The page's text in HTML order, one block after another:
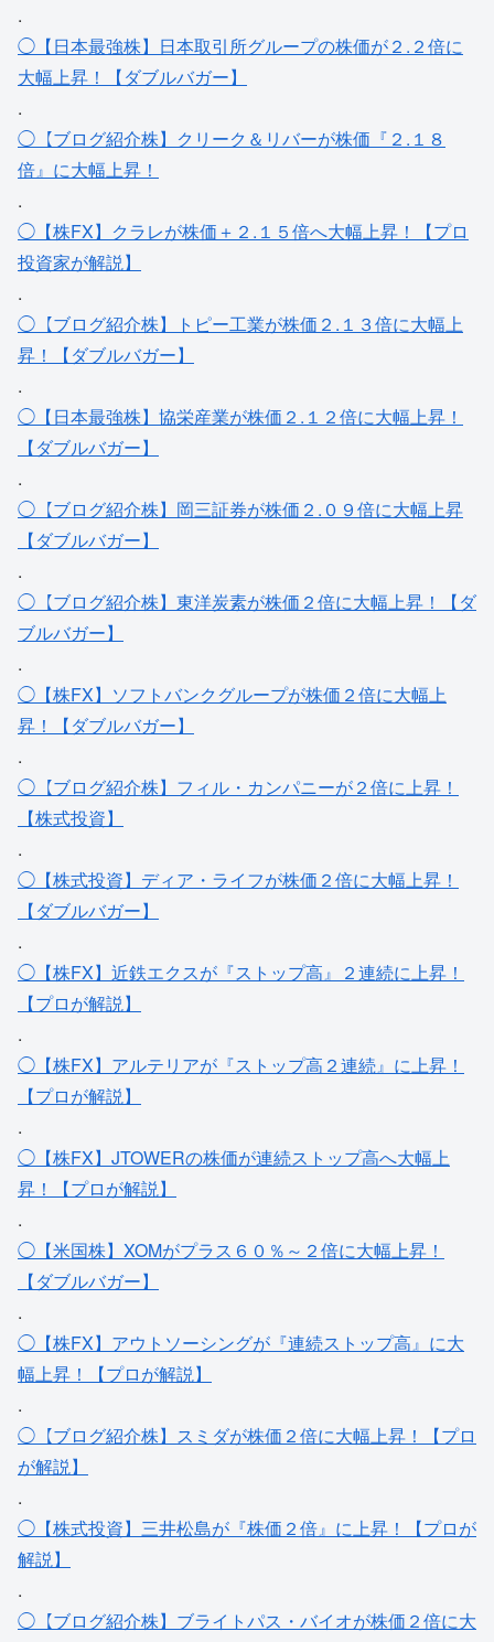
.
◯【日本最強株】日本取引所グループの株価が２.２倍に
大幅上昇！【ダブルバガー】
.
◯【ブログ紹介株】クリーク＆リバーが株価『２.１８
倍』に大幅上昇！
.
◯【株FX】クラレが株価＋２.１５倍へ大幅上昇！【プロ
投資家が解説】
.
◯【ブログ紹介株】トピー工業が株価２.１３倍に大幅上
昇！【ダブルバガー】
.
◯【日本最強株】協栄産業が株価２.１２倍に大幅上昇！
【ダブルバガー】
.
◯【ブログ紹介株】岡三証券が株価２.０９倍に大幅上昇
【ダブルバガー】
.
◯【ブログ紹介株】東洋炭素が株価２倍に大幅上昇！【ダ
ブルバガー】
.
◯【株FX】ソフトバンクグループが株価２倍に大幅上
昇！【ダブルバガー】
.
◯【ブログ紹介株】フィル・カンパニーが２倍に上昇！
【株式投資】
.
◯【株式投資】ディア・ライフが株価２倍に大幅上昇！
【ダブルバガー】
.
◯【株FX】近鉄エクスが『ストップ高』２連続に上昇！
【プロが解説】
.
◯【株FX】アルテリアが『ストップ高２連続』に上昇！
【プロが解説】
.
◯【株FX】JTOWERの株価が連続ストップ高へ大幅上
昇！【プロが解説】
.
◯【米国株】XOMがプラス６０％～２倍に大幅上昇！
【ダブルバガー】
.
◯【株FX】アウトソーシングが『連続ストップ高』に大
幅上昇！【プロが解説】
.
◯【ブログ紹介株】スミダが株価２倍に大幅上昇！【プロ
が解説】
.
◯【株式投資】三井松島が『株価２倍』に上昇！【プロが
解説】
.
◯【ブログ紹介株】ブライトパス・バイオが株価２倍に大